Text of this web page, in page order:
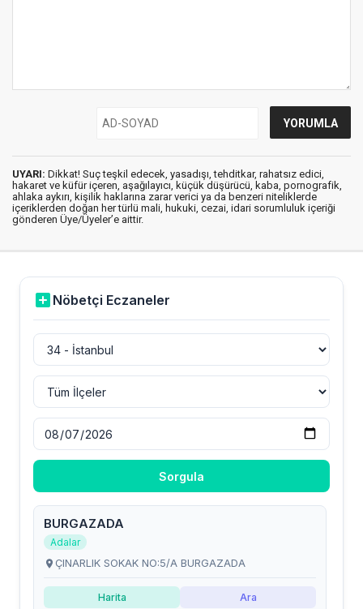
UYARI: Dikkat! Suç teşkil edecek, yasadışı, tehditkar, rahatsız edici,
hakaret ve küfür içeren, aşağılayıcı, küçük düşürücü, kaba, pornografik,
ahlaka aykırı, kişilik haklarına zarar verici ya da benzeri niteliklerde
içeriklerden doğan her türlü mali, hukuki, cezai, idari sorumluluk içeriği
gönderen Üye/Üyeler’e aittir.